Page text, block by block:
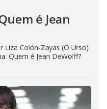
é Jean
Liza Colón-Zayas (O Urso)
Quem é Jean DeWolff?